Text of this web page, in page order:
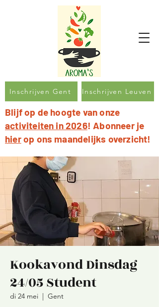
Inschrijven Gent Inschrijven Leuven
Blijf op de hoogte van onze
activiteiten in 2026! Abonneer je
hierop ons maandelijks overzicht!
Kookavond Dinsdag
24/05 Student
di 24 mei
  |
Gent